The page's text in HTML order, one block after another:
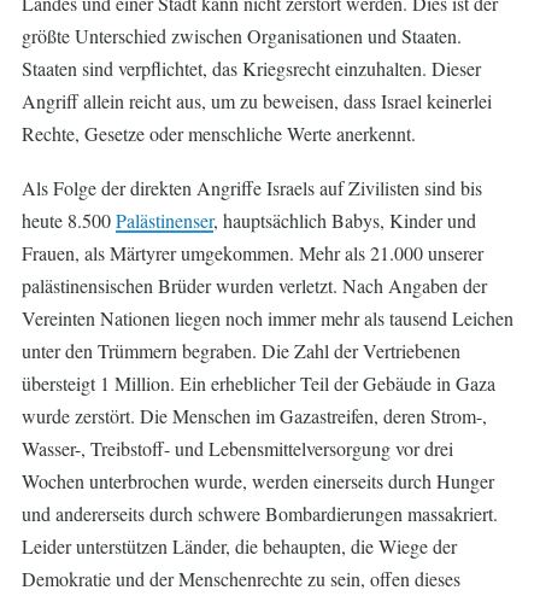
größte Unterschied zwischen Organisationen und Staaten.
Staaten sind verpflichtet, das Kriegsrecht einzuhalten. Dieser
Angriff allein reicht aus, um zu beweisen, dass Israel keinerlei
Rechte, Gesetze oder menschliche Werte anerkennt.
Als Folge der direkten Angriffe Israels auf Zivilisten sind bis
heute 8.500Palästinenser, hauptsächlich Babys, Kinder und
Frauen, als Märtyrer umgekommen. Mehr als 21.000 unserer
palästinensischen Brüder wurden verletzt. Nach Angaben der
Vereinten Nationen liegen noch immer mehr als tausend Leichen
unter den Trümmern begraben. Die Zahl der Vertriebenen
übersteigt 1 Million. Ein erheblicher Teil der Gebäude in Gaza
wurde zerstört. Die Menschen im Gazastreifen, deren Strom-,
Wasser-, Treibstoff- und Lebensmittelversorgung vor drei
Wochen unterbrochen wurde, werden einerseits durch Hunger
und andererseits durch schwere Bombardierungen massakriert.
Leider unterstützen Länder, die behaupten, die Wiege der
Demokratie und der Menschenrechte zu sein, offen dieses